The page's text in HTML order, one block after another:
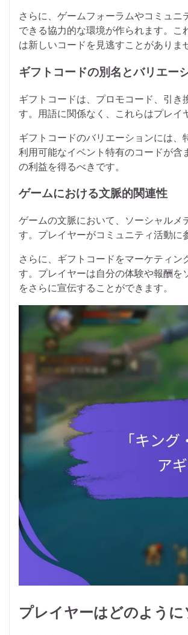
さらに、ゲームフォーラムやコミュ
できる協力的な環境が作られます。
は新しいコードを見逃すことがありま
ギフトコードの別名とバリエー
ギフトコードは、プロモコード、引
す。用語に関係なく、これらはプレイ
ギフトコードのバリエーションには
利用可能なイベント特有のコードが
の利益を得るべきです。
ゲームにおける文脈的関連性
ゲームの文脈において、ソーシャル
す。プレイヤーがコミュニティ活動に
さらに、ギフトコードをマーケティ
す。プレイヤーは自分の体験や報酬
をさらに宣伝することができます。
プレイヤーはどのよう